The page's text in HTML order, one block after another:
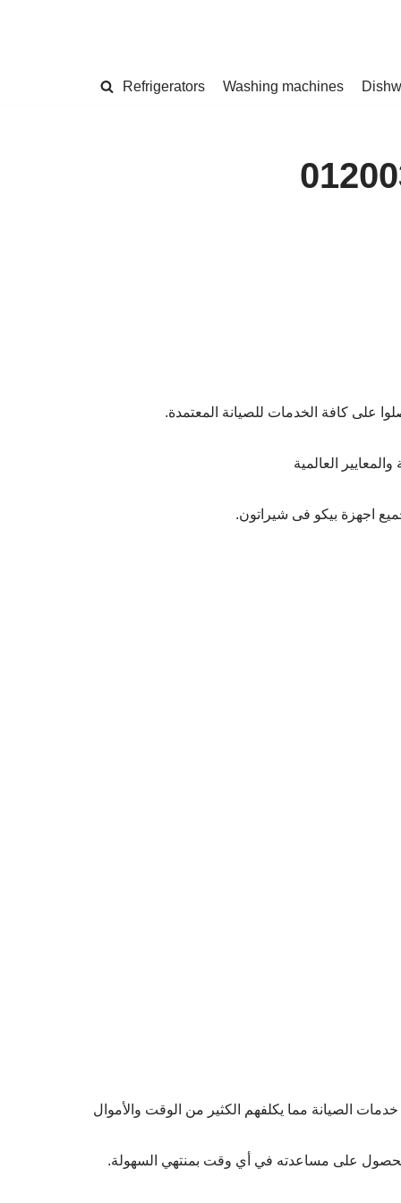
Washing machines
Refrigerators
على كافة الخدمات للصيانة المعتمدة.
العالمية
اجهزة بيكو فى شيراتون.
الصيانة مما يكلفهم الكثير من الوقت والأموال
الحصول على مساعدته في أي وقت بمنتهي السهولة.